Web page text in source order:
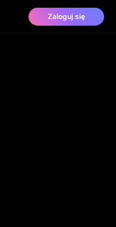
Zaloguj się